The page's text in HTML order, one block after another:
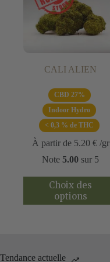
CALI ALIEN
CBD 27%
Indoor Hydro
< 0,3 % de THC
À partir de 5.20 € /gr
Note5.00 sur 5
Choix des
options
Ce
produit
a
peuvent
Tendance actuelle